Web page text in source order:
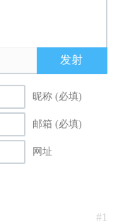
发射
昵称 (必填)
邮箱 (必填)
网址
#1